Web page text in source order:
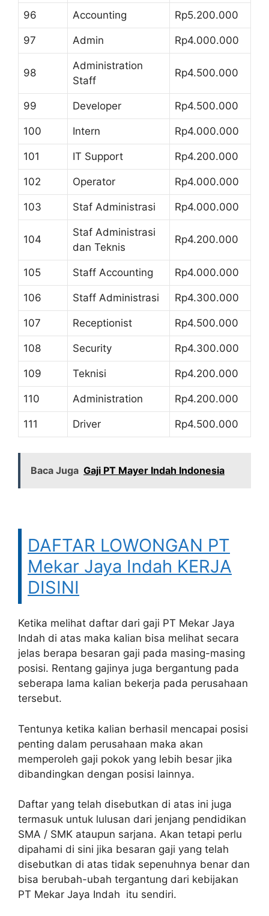
96 Accounting Rp5.200.000
97 Admin Rp4.000.000
98
Administration
Staff
Rp4.500.000
99 Developer Rp4.500.000
100 Intern Rp4.000.000
101 IT Support Rp4.200.000
102 Operator Rp4.000.000
103 Staf Administrasi Rp4.000.000
104
Staf Administrasi
dan Teknis
Rp4.200.000
105 Staff Accounting Rp4.000.000
106 Staff Administrasi Rp4.300.000
107 Receptionist Rp4.500.000
108 Security Rp4.300.000
109 Teknisi Rp4.200.000
110 Administration Rp4.200.000
111 Driver Rp4.500.000
Baca Juga Gaji PT Mayer Indah Indonesia
DAFTAR LOWONGAN PT
Mekar Jaya Indah KERJA
DISINI
Ketika melihat daftar dari gaji PT Mekar Jaya
Indah di atas maka kalian bisa melihat secara
jelas berapa besaran gaji pada masing-masing
posisi. Rentang gajinya juga bergantung pada
seberapa lama kalian bekerja pada perusahaan
tersebut.
Tentunya ketika kalian berhasil mencapai posisi
penting dalam perusahaan maka akan
memperoleh gaji pokok yang lebih besar jika
dibandingkan dengan posisi lainnya.
Daftar yang telah disebutkan di atas ini juga
termasuk untuk lulusan dari jenjang pendidikan
SMA / SMK ataupun sarjana. Akan tetapi perlu
dipahami di sini jika besaran gaji yang telah
disebutkan di atas tidak sepenuhnya benar dan
bisa berubah-ubah tergantung dari kebijakan
PT Mekar Jaya Indah itu sendiri.